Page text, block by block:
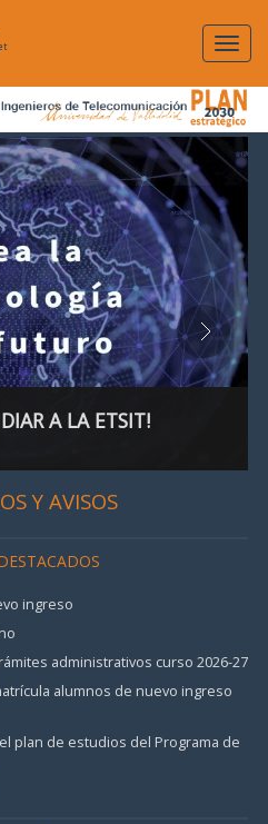
A LA ETSIT!
Y AVISOS
ingreso
administrativos curso 2026-27
alumnos de nuevo ingreso
plan de estudios del Programa de